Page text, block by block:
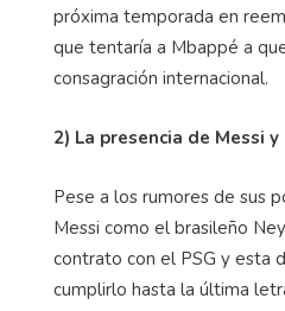
próxima temporada en
que tentaría a Mbappé a
consagración internacional.
2) La presencia de Messi
Pese a los rumores de sus
Messi como el brasileño
contrato con el PSG y esta
cumplirlo hasta la última